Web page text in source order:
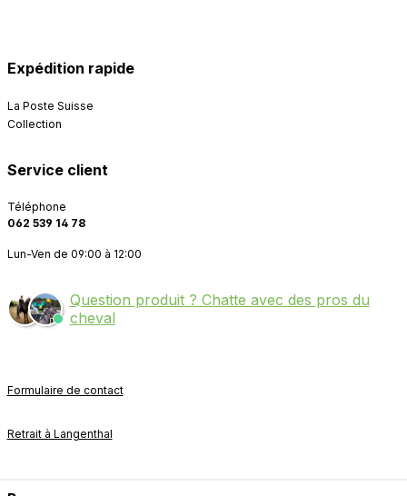
Expédition rapide
La Poste Suisse
Collection
Service client
Téléphone
062 539 14 78
Lun-Ven de 09:00 à 12:00
Question produit ? Chatte avec des pros du
cheval
Formulaire de contact
Retrait à Langenthal